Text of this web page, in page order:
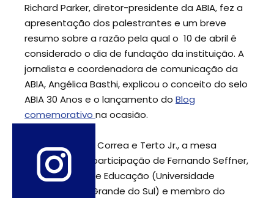
Richard Parker, diretor-presidente da ABIA, fez a
apresentação dos palestrantes e um breve
resumo sobre a razão pela qual o 10 de abril é
considerado o dia de fundação da instituição. A
jornalista e coordenadora de comunicação da
ABIA, Angélica Basthi, explicou o conceito do selo
ABIA 30 Anos e o lançamento do Blog
comemorativo na ocasião.
Além de Parker, Correa e Terto Jr., a mesa
contou com a participação de Fernando Seffner,
da Faculdade de Educação (Universidade
Federal do Rio Grande do Sul) e membro do